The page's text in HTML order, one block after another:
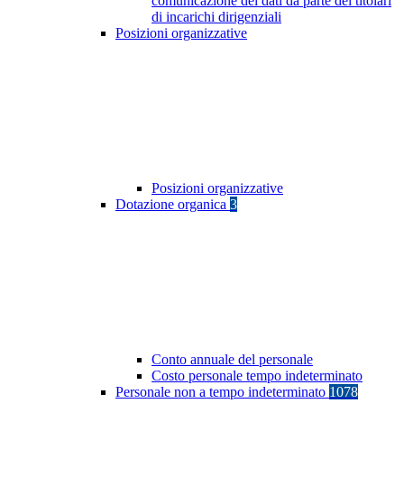
di incarichi dirigenziali
Posizioni organizzative
Posizioni organizzative
Dotazione organica 3
Conto annuale del personale
Costo personale tempo indeterminato
Personale non a tempo indeterminato 1078